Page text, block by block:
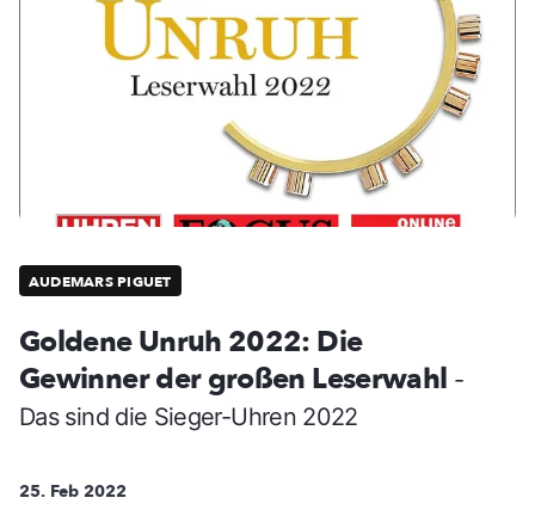
AUDEMARS PIGUET
Goldene Unruh 2022: Die
Gewinner der großen Leserwahl -
Das sind die Sieger-Uhren 2022
25. Feb 2022